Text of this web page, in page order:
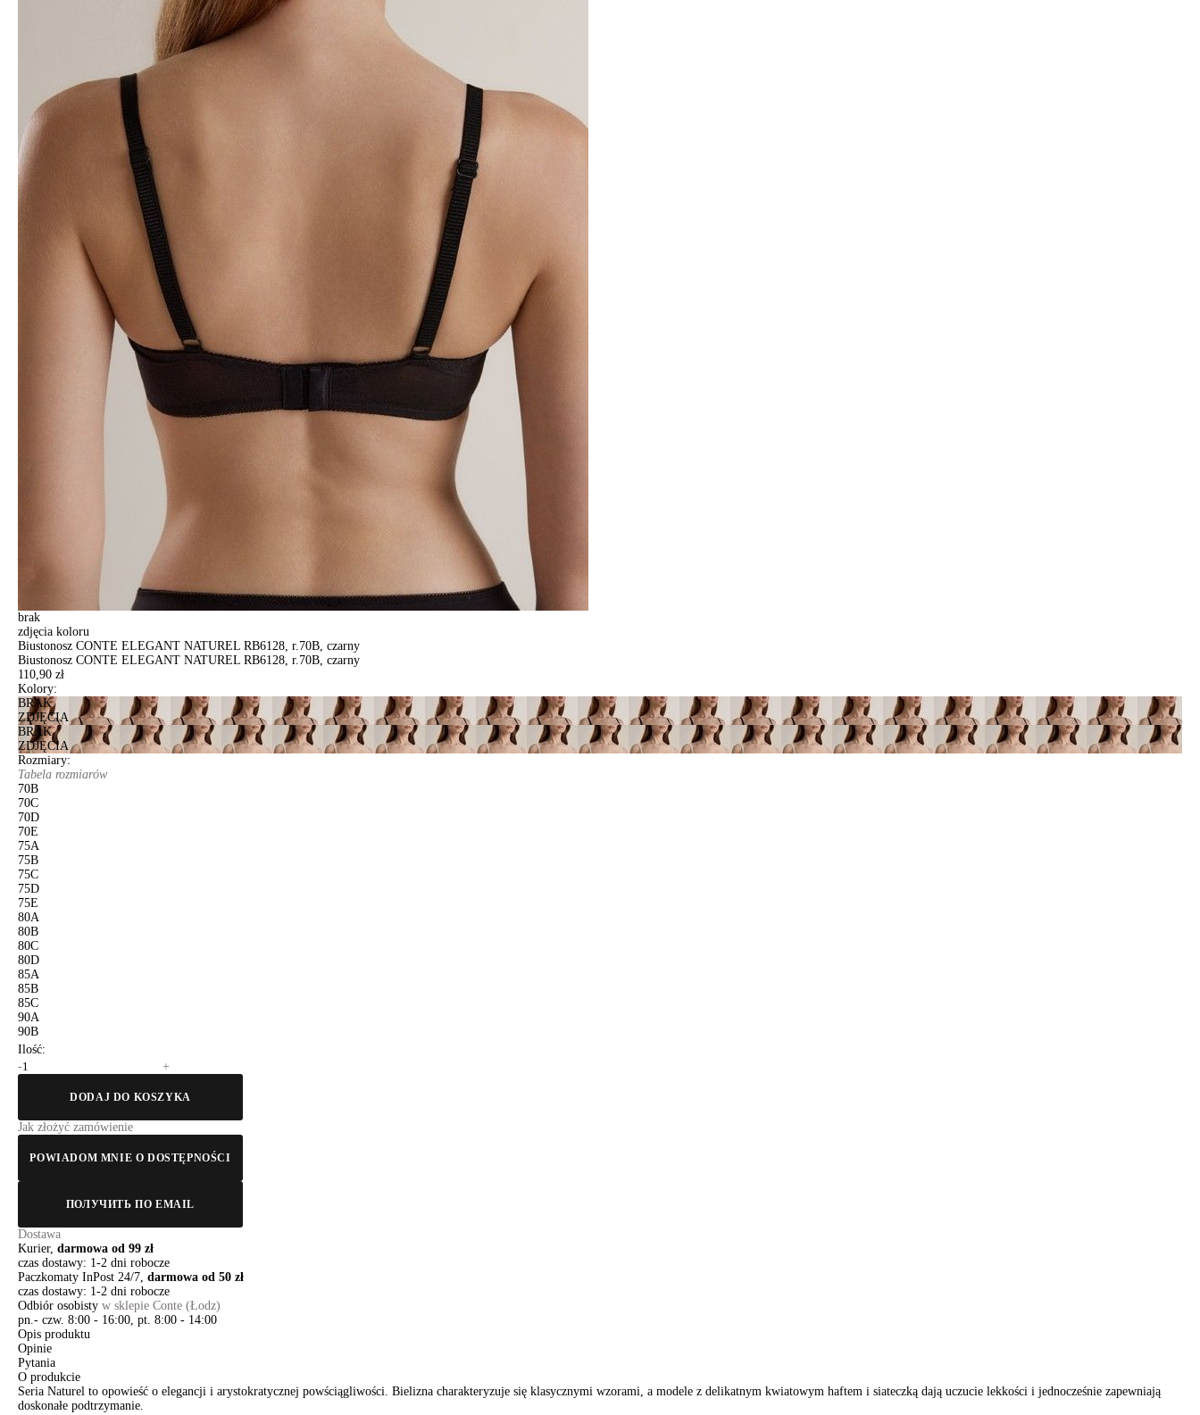
brak
zdjęcia koloru
Biustonosz CONTE ELEGANT NATUREL RB6128, r.70B, czarny
Biustonosz CONTE ELEGANT NATUREL RB6128, r.70B, czarny
110,90 zł
Kolory:
BRAK
ZDJĘCIA
BRAK
ZDJĘCIA
Rozmiary:
Tabela rozmiarów
70B
70C
70D
70E
75A
75B
75C
75D
75E
80A
80B
80C
80D
85A
85B
85C
90A
90B
Ilość:
-
+
DODAJ DO KOSZYKA
Jak złożyć zamówienie
POWIADOM MNIE O DOSTĘPNOŚCI
ПОЛУЧИТЬ ПО EMAIL
Dostawa
Kurier, darmowa od 99 zł
czas dostawy: 1-2 dni robocze
Paczkomaty InPost 24/7, darmowa od 50 zł
czas dostawy: 1-2 dni robocze
Odbiór osobisty w sklepie Conte (Łodz)
pn.- czw. 8:00 - 16:00, pt. 8:00 - 14:00
Opis produktu
Opinie
Pytania
O produkcie
Seria Naturel to opowieść o elegancji i arystokratycznej powściągliwości. Bielizna charakteryzuje się klasycznymi wzorami, a modele z delikatnym kwiatowym haftem i siateczką dają uczucie lekkości i jednocześnie zapewniają
doskonałe podtrzymanie.